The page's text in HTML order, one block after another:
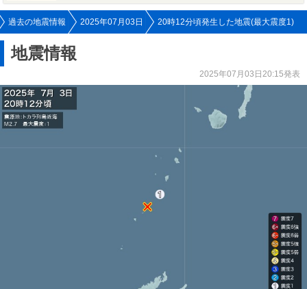
過去の地震情報 2025年07月03日 20時12分頃発生した地震(最大震度1)
地震情報
2025年07月03日20:15発表